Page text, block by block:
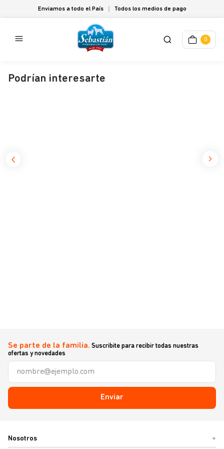
Enviamos a todo el País Todos los medios de pago
0
Podrían interesarte
Se parte de la familia. Suscribite para recibir todas nuestras
ofertas y novedades
Enviar
Nosotros +